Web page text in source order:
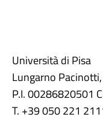
Università di Pisa
Lungarno
P.I. 00286820501
T. +39 050 221